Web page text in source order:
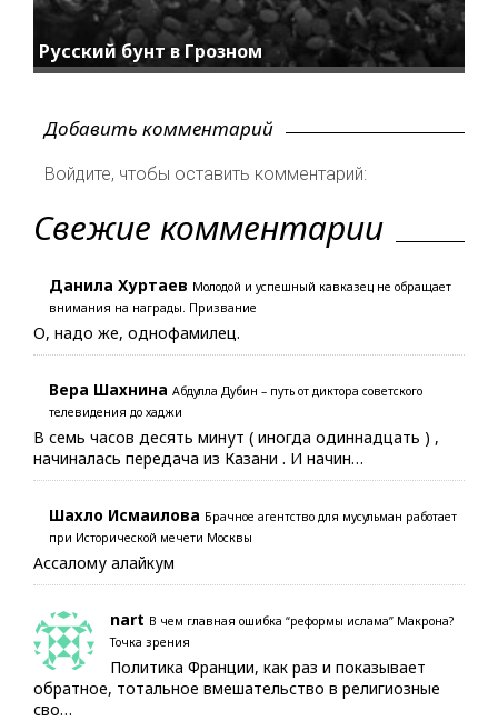
Русский бунт в Грозном
Добавить комментарий
Войдите, чтобы оставить комментарий:
Свежие комментарии
Данила Хуртаев Молодой и успешный кавказец не обращает
внимания на награды. Призвание
О, надо же, однофамилец.
Вера Шахнина Абдулла Дубин – путь от диктора советского
телевидения до хаджи
В семь часов десять минут ( иногда одиннадцать ) ,
начиналась передача из Казани . И начин…
Шахло Исмаилова Брачное агентство для мусульман работает
при Исторической мечети Москвы
Ассалому алайкум
nart В чем главная ошибка “реформы ислама” Макрона?
Точка зрения
Политика Франции, как раз и показывает
обратное, тотальное вмешательство в религиозные
сво…